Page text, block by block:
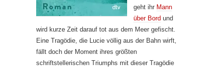
geht ihr Mann
über Bord und
wird kurze Zeit darauf tot aus dem Meer gefischt.
Eine Tragödie, die Lucie völlig aus der Bahn wirft,
fällt doch der Moment ihres größten
schriftstellerischen Triumphs mit dieser Tragödie